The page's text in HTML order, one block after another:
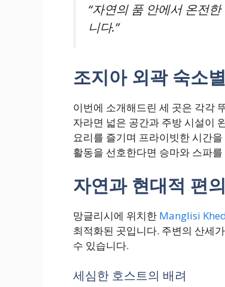
“자연의 품 안에서 온전
니다.”
조지아 외곽 숙소
이번에 소개해드린 세 곳은 각각
자라면 넓은 공간과 주방 시설이
요리를 즐기며 프라이빗한 시간
활동을 선호한다면 승마와 스파
자연과 현대적 편
망글리시에 위치한 Manglisi
최적화된 곳입니다. 주변의 산세
수 있습니다.
세심한 호스트의 배려